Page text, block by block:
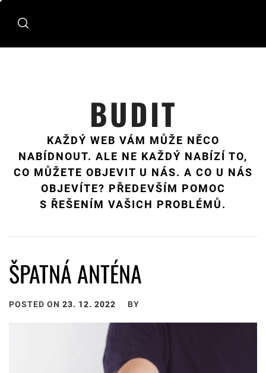
BUDIT
KAŽDÝ WEB VÁM MŮŽE NĚCO
NABÍDNOUT. ALE NE KAŽDÝ NABÍZÍ TO,
CO MŮŽETE OBJEVIT U NÁS. A CO U NÁS
OBJEVÍTE? PŘEDEVŠÍM POMOC
S ŘEŠENÍM VAŠICH PROBLÉMŮ.
ŠPATNÁ ANTÉNA
POSTED ON 23. 12. 2022 BY